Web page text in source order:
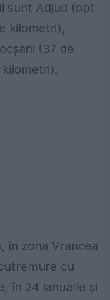
sunt Adjud (opt
kilometri),
(37 de
în zona Vrancea
cu
în 24 ianuarie şi